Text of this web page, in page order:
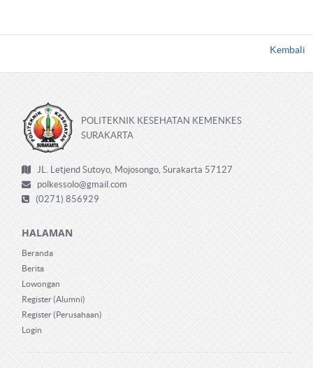
Kembali
POLITEKNIK KESEHATAN KEMENKES
SURAKARTA
JL. Letjend Sutoyo, Mojosongo, Surakarta 57127
polkessolo@gmail.com
(0271) 856929
HALAMAN
Beranda
Berita
Lowongan
Register (Alumni)
Register (Perusahaan)
Login